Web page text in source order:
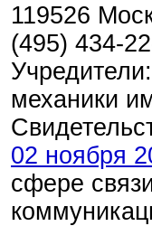
119526
(495) 434-
механики
02 ноября
сфере